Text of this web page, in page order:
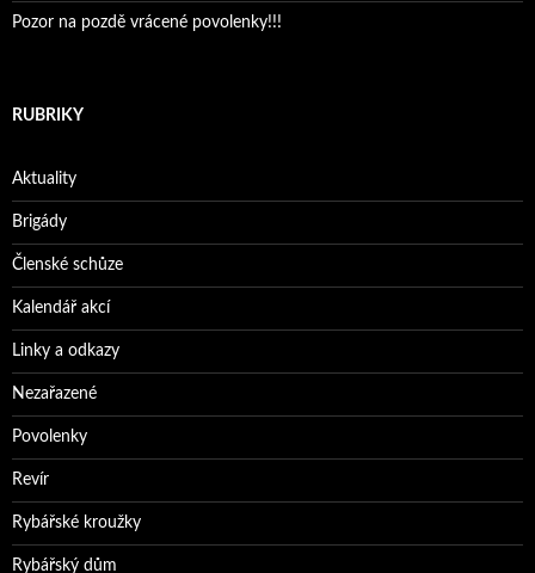
Pozor na pozdě vrácené povolenky!!!
RUBRIKY
Aktuality
Brigády
Členské schůze
Kalendář akcí
Linky a odkazy
Nezařazené
Povolenky
Revír
Rybářské kroužky
Rybářský dům